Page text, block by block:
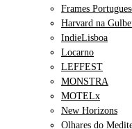
Frames
Harvard na
IndieLisboa
Locarno
LEFFEST
MONSTRA
MOTELx
New Horizons
Olhares do